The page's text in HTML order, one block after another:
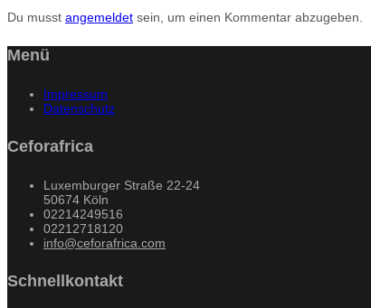
Du musst angemeldet sein, um einen Kommentar abzugeben.
Menü
Impressum
Datenschutz
Ceforafrica
Luxemburger Straße 22-24
50674 Köln
02214249516
02212718120
info@ceforafrica.com
Schnellkontakt